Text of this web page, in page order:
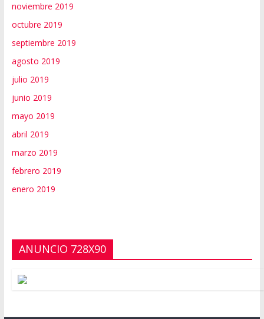
noviembre 2019
octubre 2019
septiembre 2019
agosto 2019
julio 2019
junio 2019
mayo 2019
abril 2019
marzo 2019
febrero 2019
enero 2019
ANUNCIO 728X90